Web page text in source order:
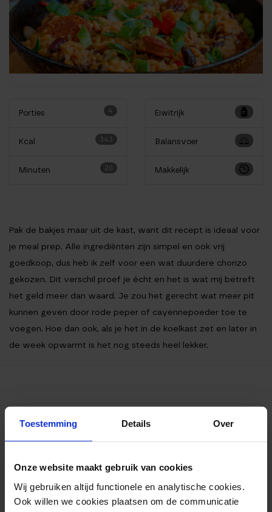
Toestemming Details Over
Onze website maakt gebruik van cookies
Wij gebruiken altijd functionele en analytische cookies.
Ook willen we cookies plaatsen om de communicatie
Porties 4
Kcal 343
Minuten 20
Eiwitrijk
Balansvoer
Makkelijk
Pak de bakjes maar uit de kast, want dit recept is ideaal voor
je meal prep. Alle ingrediënten zijn simpel en ook vrij
goedkoop, dus heb ik zelf voor een wat duurdere chorizo
gekozen. Dit verschil proef je écht en het is wat mij betreft
het geld meer dan waard. Je zou het gerecht wat meer pit
kunnen geven door rode peper of cayennepoeder toe te
voegen. Hoe dan ook, als je het in de koelkast zet en later in
de week opwarmt is het nog steeds heel lekker.
Bereiding
INGREDIËNTEN
100 g chorizo, gesneden